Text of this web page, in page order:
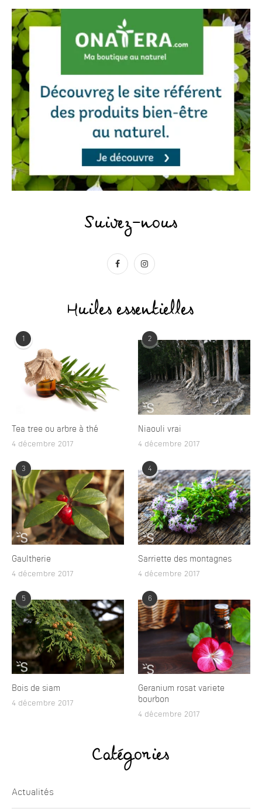
Suivez-nous
Huiles essentielles
1
Tea tree ou arbre à thé
4 décembre 2017
2
Niaouli vrai
4 décembre 2017
3
Gaultherie
4 décembre 2017
4
Sarriette des montagnes
4 décembre 2017
5
Bois de siam
4 décembre 2017
6
Geranium rosat variete
bourbon
4 décembre 2017
Catégories
Actualités